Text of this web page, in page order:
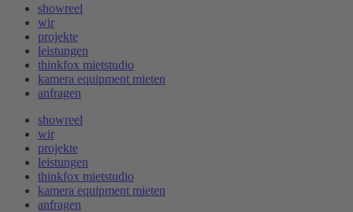
showreel
wir
projekte
leistungen
thinkfox mietstudio
kamera equipment mieten
anfragen
showreel
wir
projekte
leistungen
thinkfox mietstudio
kamera equipment mieten
anfragen